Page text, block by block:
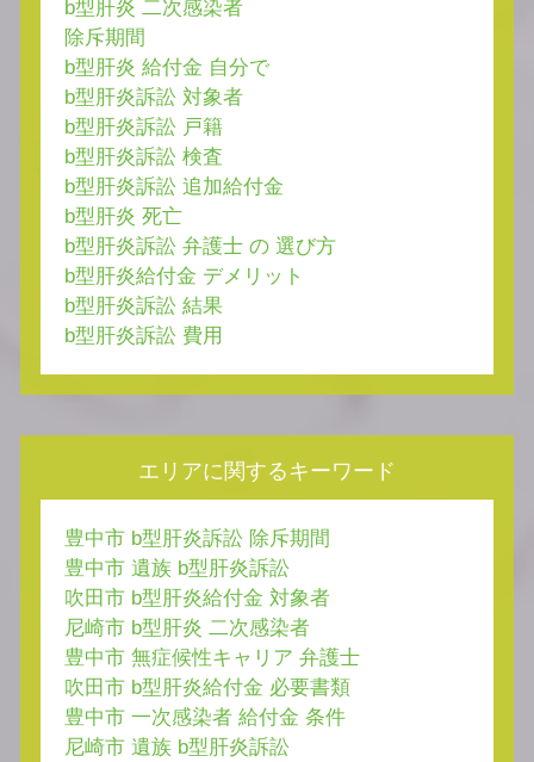
b型肝炎 二次感染者
除斥期間
b型肝炎 給付金 自分で
b型肝炎訴訟 対象者
b型肝炎訴訟 戸籍
b型肝炎訴訟 検査
b型肝炎訴訟 追加給付金
b型肝炎 死亡
b型肝炎訴訟 弁護士 の 選び方
b型肝炎給付金 デメリット
b型肝炎訴訟 結果
b型肝炎訴訟 費用
エリアに関するキーワード
豊中市 b型肝炎訴訟 除斥期間
豊中市 遺族 b型肝炎訴訟
吹田市 b型肝炎給付金 対象者
尼崎市 b型肝炎 二次感染者
豊中市 無症候性キャリア 弁護士
吹田市 b型肝炎給付金 必要書類
豊中市 一次感染者 給付金 条件
尼崎市 遺族 b型肝炎訴訟